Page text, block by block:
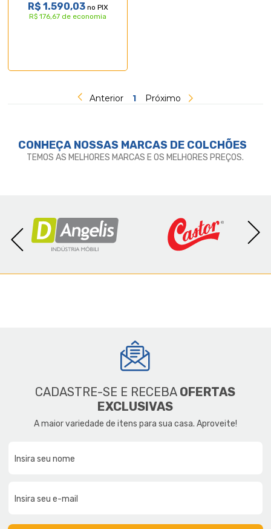
R$ 1.590,03no PIX
R$ 176,67 de economia
Anterior 1 Próximo
CONHEÇA NOSSAS MARCAS DE COLCHÕES
TEMOS AS MELHORES MARCAS E OS MELHORES PREÇOS.
CADASTRE-SE E RECEBA OFERTAS
EXCLUSIVAS
A maior variedade de itens para sua casa. Aproveite!